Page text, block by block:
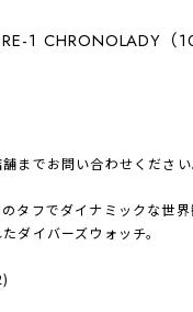
1 CHRONOLADY（
までお問い合わせください
タフでダイナミックな世
ダイバーズウォッチ。